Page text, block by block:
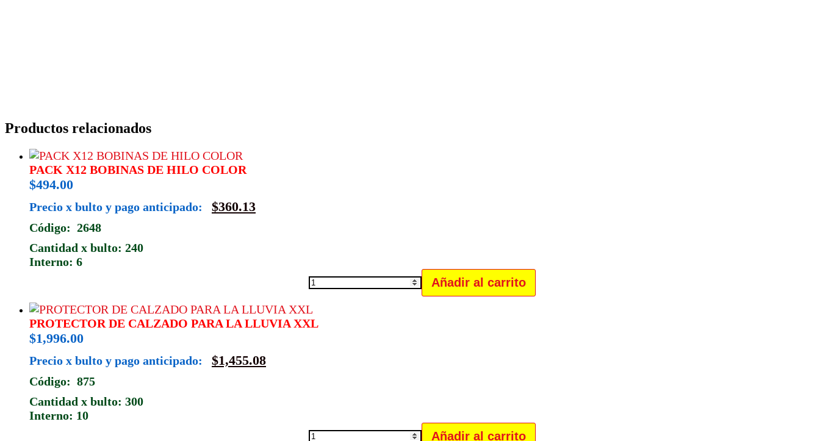
Productos relacionados
PACK X12 BOBINAS DE HILO COLOR
$494.00
Precio x bulto y pago anticipado: $360.13
Código: 2648
Cantidad x bulto: 240
Interno: 6
PACK
X12
BOBINAS
Añadir al carrito
PROTECTOR DE CALZADO PARA LA LLUVIA XXL
$1,996.00
Precio x bulto y pago anticipado: $1,455.08
Código: 875
Cantidad x bulto: 300
Interno: 10
Añadir al carrito